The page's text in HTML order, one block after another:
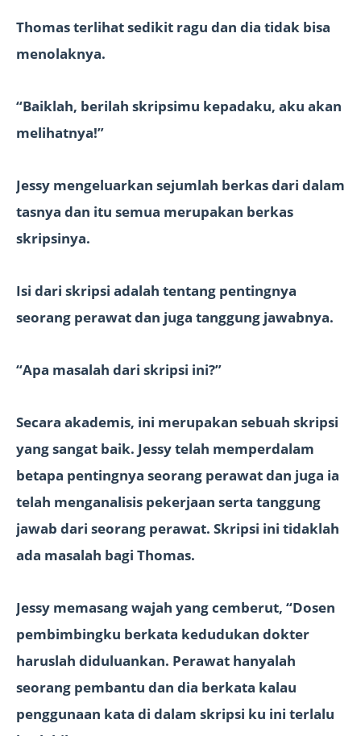
Thomas terlihat sedikit ragu dan dia tidak bisa
menolaknya.
“Baiklah, berilah skripsimu kepadaku, aku akan
melihatnya!”
Jessy mengeluarkan sejumlah berkas dari dalam
tasnya dan itu semua merupakan berkas
skripsinya.
Isi dari skripsi adalah tentang pentingnya
seorang perawat dan juga tanggung jawabnya.
“Apa masalah dari skripsi ini?”
Secara akademis, ini merupakan sebuah skripsi
yang sangat baik. Jessy telah memperdalam
betapa pentingnya seorang perawat dan juga ia
telah menganalisis pekerjaan serta tanggung
jawab dari seorang perawat. Skripsi ini tidaklah
ada masalah bagi Thomas.
Jessy memasang wajah yang cemberut, “Dosen
pembimbingku berkata kedudukan dokter
haruslah diduluankan. Perawat hanyalah
seorang pembantu dan dia berkata kalau
penggunaan kata di dalam skripsi ku ini terlalu